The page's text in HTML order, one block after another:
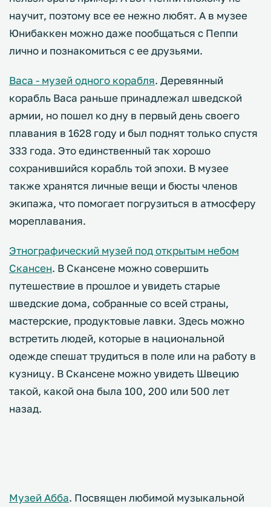
научит, поэтому все ее нежно любят. А в музее
Юнибаккен можно даже пообщаться с Пеппи
лично и познакомиться с ее друзьями.
Васа - музей одного корабля. Деревянный
корабль Васа раньше принадлежал шведской
армии, но пошел ко дну в первый день своего
плавания в 1628 году и был поднят только спустя
333 года. Это единственный так хорошо
сохранившийся корабль той эпохи. В музее
также хранятся личные вещи и бюсты членов
экипажа, что помогает погрузиться в атмосферу
мореплавания.
Этнографический музей под открытым небом
Скансен. В Скансене можно совершить
путешествие в прошлое и увидеть старые
шведские дома, собранные со всей страны,
мастерские, продуктовые лавки. Здесь можно
встретить людей, которые в национальной
одежде спешат трудиться в поле или на работу в
кузницу. В Скансене можно увидеть Швецию
такой, какой она была 100, 200 или 500 лет
назад.
Музей Абба. Посвящен любимой музыкальной